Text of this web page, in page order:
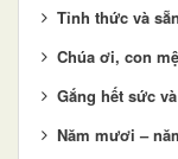
Tỉnh thức và
Chúa ơi, con
Gắng hết sức
Năm mươi –